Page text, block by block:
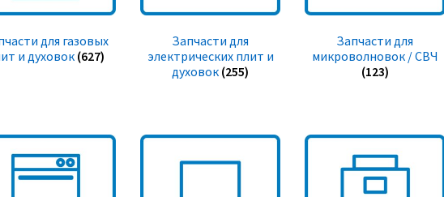
для газовых
и духовок (627)
Запчасти для
электрических плит и
духовок (255)
Запчасти для
микроволновок / СВЧ
(123)